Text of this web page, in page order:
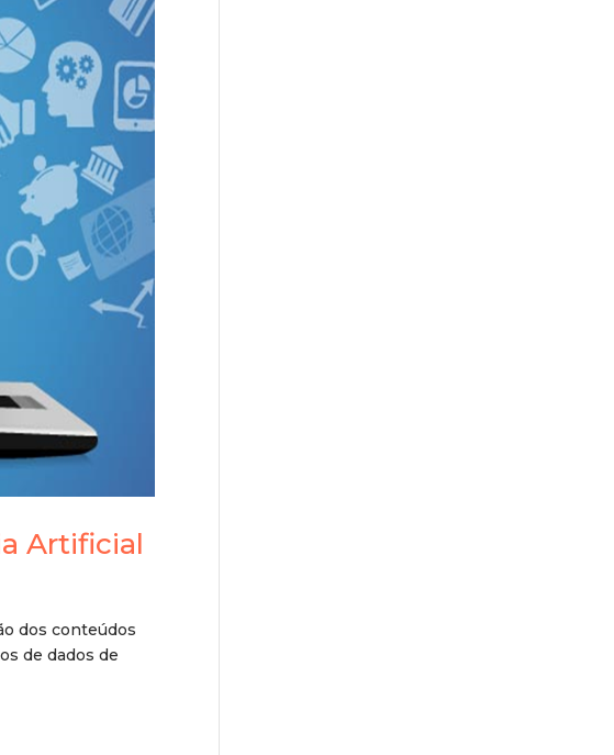
Artificial
dos conteúdos
de dados de